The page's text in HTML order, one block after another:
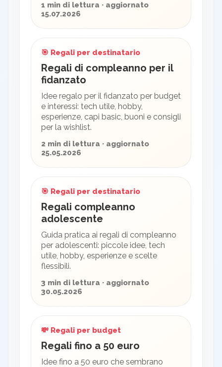
1 min di lettura · aggiornato
15.07.2026
🎯 Regali per destinatario
Regali di compleanno per il
fidanzato
Idee regalo per il fidanzato per budget
e interessi: tech utile, hobby,
esperienze, capi basic, buoni e consigli
per la wishlist.
2 min di lettura · aggiornato
25.05.2026
🎯 Regali per destinatario
Regali compleanno
adolescente
Guida pratica ai regali di compleanno
per adolescenti: piccole idee, tech
utile, hobby, esperienze e scelte
flessibili.
3 min di lettura · aggiornato
30.05.2026
💸 Regali per budget
Regali fino a 50 euro
Idee fino a 50 euro che sembrano